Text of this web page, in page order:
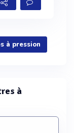
à pression
à